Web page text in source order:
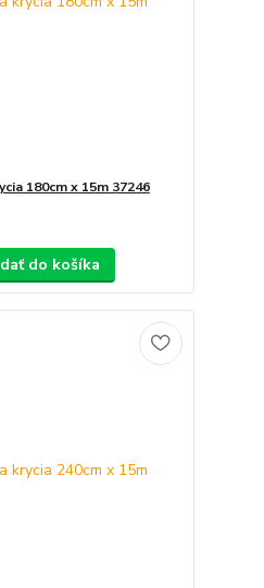
180cm x 15m 37246
do košíka